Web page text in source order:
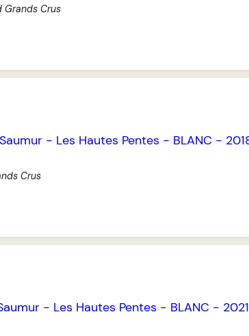
Grands Crus
Saumur- Les Hautes Pentes - BLANC -
Crus
- Les Hautes Pentes - BLANC - 2021